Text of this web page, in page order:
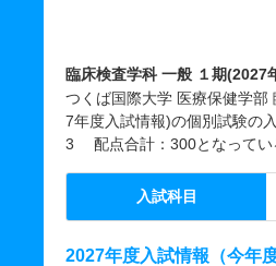
臨床検査学科 一般 １期(2027
つくば国際大学 医療保健学部
7年度入試情報)の個別試験の
3 配点合計：300となってい
入試科目
2027年度入試情報（今年度